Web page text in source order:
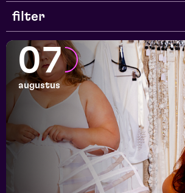
filter
genre
series en selecties
07
augustus